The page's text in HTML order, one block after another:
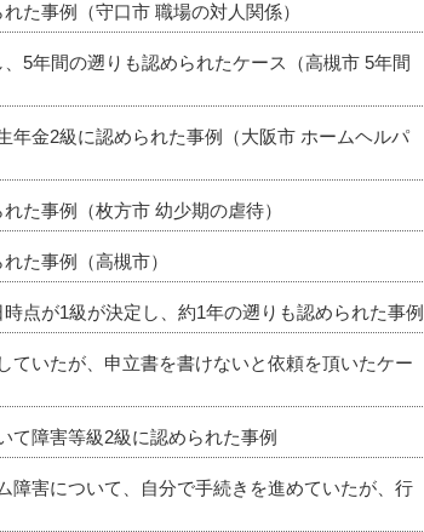
た事例（守口市 職場の対人関係）
5年間の遡りも認められたケース（高槻市 5年間
年金2級に認められた事例（大阪市 ホームヘルパ
た事例（枚方市 幼少期の虐待）
た事例（高槻市）
点が1級が決定し、約1年の遡りも認められた事例
ていたが、申立書を書けないと依頼を頂いたケー
て障害等級2級に認められた事例
障害について、自分で手続きを進めていたが、行